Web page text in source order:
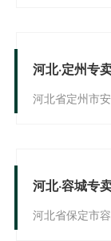
河北·定州专
河北省定州市
河北·容城专
河北省保定市